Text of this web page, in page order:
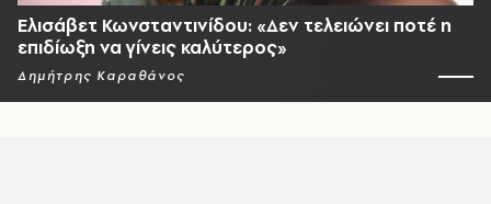
Ελισάβετ Κωνσταντινίδου: «Δεν τελειώνει ποτέ η
επιδίωξη να γίνεις καλύτερος»
Δημήτρης Καραθάνος